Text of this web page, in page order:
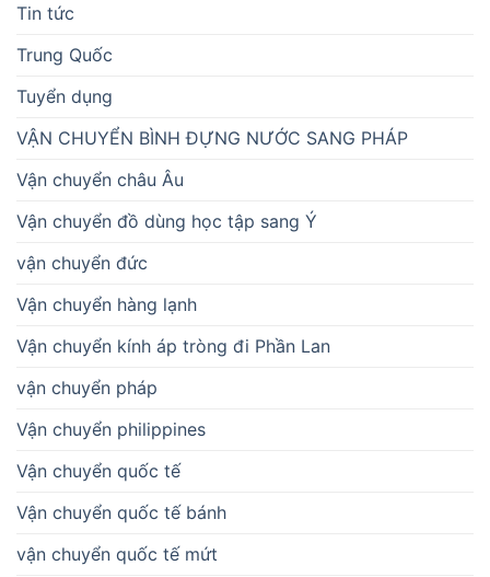
Tin tức
Trung Quốc
Tuyển dụng
VẬN CHUYỂN BÌNH ĐỰNG NƯỚC SANG PHÁP
Vận chuyển châu Âu
Vận chuyển đồ dùng học tập sang Ý
vận chuyển đức
Vận chuyển hàng lạnh
Vận chuyển kính áp tròng đi Phần Lan
vận chuyển pháp
Vận chuyển philippines
Vận chuyển quốc tế
Vận chuyển quốc tế bánh
vận chuyển quốc tế mứt